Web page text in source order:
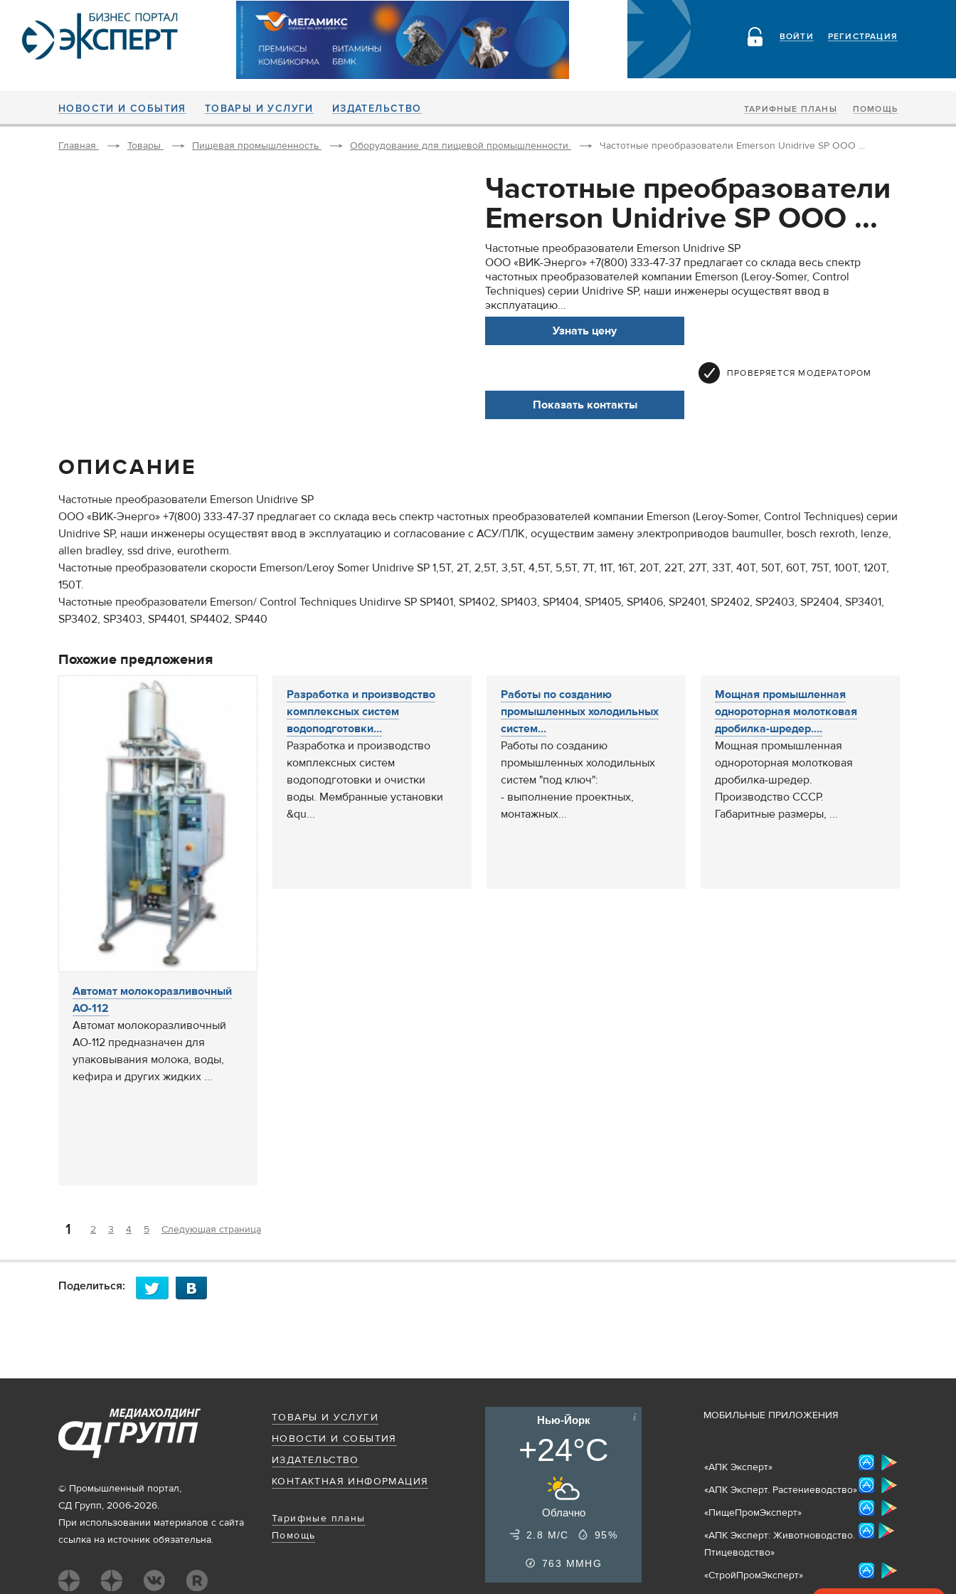
РЕГИСТРАЦИЯ
ВОЙТИ
НОВОСТИ И СОБЫТИЯ ТОВАРЫ И УСЛУГИ ИЗДАТЕЛЬСТВО ТАРИФНЫЕ ПЛАНЫ ПОМОЩЬ
Главная Товары Пищевая промышленность Оборудование для пищевой промышленности Частотные преобразователи Emerson Unidrive SP ООО ...
Частотные преобразователи
Emerson Unidrive SP ООО ...
Частотные преобразователи Emerson Unidrive SP
ООО «ВИК-Энерго» +7(800) 333-47-37 предлагает со склада весь спектр
частотных преобразователей компании Emerson (Leroy-Somer, Control
Techniques) серии Unidrive SP, наши инженеры осуществят ввод в
эксплуатацию...
Узнать цену
ПРОВЕРЯЕТСЯ МОДЕРАТОРОМ
Показать контакты
ОПИСАНИЕ
Частотные преобразователи Emerson Unidrive SP
ООО «ВИК-Энерго» +7(800) 333-47-37 предлагает со склада весь спектр частотных преобразователей компании Emerson (Leroy-Somer, Control Techniques) серии
Unidrive SP, наши инженеры осуществят ввод в эксплуатацию и согласование с АСУ/ПЛК, осуществим замену электроприводов baumuller, bosch rexroth, lenze,
allen bradley, ssd drive, eurotherm.
Частотные преобразователи скорости Emerson/Leroy Somer Unidrive SP 1,5T, 2T, 2,5T, 3,5T, 4,5T, 5,5T, 7T, 11T, 16T, 20T, 22T, 27T, 33T, 40T, 50T, 60T, 75T, 100T, 120T,
150T.
Частотные преобразователи Emerson/ Control Techniques Unidirve SP SP1401, SP1402, SP1403, SP1404, SP1405, SP1406, SP2401, SP2402, SP2403, SP2404, SP3401,
SP3402, SP3403, SP4401, SP4402, SP440
Похожие предложения
Автомат молокоразливочный
АО-112
Автомат молокоразливочный
АО-112 предназначен для
упаковывания молока, воды,
кефира и других жидких ...
Разработка и производство
комплексных систем
водоподготовки...
Разработка и производство
комплексных систем
водоподготовки и очистки
воды. Мембранные установки
&qu...
Работы по созданию
промышленных холодильных
систем...
Работы по созданию
промышленных холодильных
систем "под ключ":
- выполнение проектных,
монтажных...
Мощная промышленная
однороторная молотковая
дробилка-шредер....
Мощная промышленная
однороторная молотковая
дробилка-шредер.
Производство СССР.
Габаритные размеры, ...
1 2 3 4 5 Следующая страница
Поделиться:
ТОВАРЫ И УСЛУГИ
НОВОСТИ И СОБЫТИЯ
ИЗДАТЕЛЬСТВО
КОНТАКТНАЯ ИНФОРМАЦИЯ
Тарифные планы
Помощь
© Промышленный портал,
СД Групп, 2006-2026.
При использовании материалов с сайта
ссылка на источник обязательна.
Нью-Йорк
+24°C
Облачно
2.8 М/С 95%
763 MMHG
МОБИЛЬНЫЕ ПРИЛОЖЕНИЯ
«АПК Эксперт»
«АПК Эксперт. Растениеводство»
«ПищеПромЭксперт»
«АПК Эксперт: Животноводство.
Птицеводство»
«СтройПромЭксперт»